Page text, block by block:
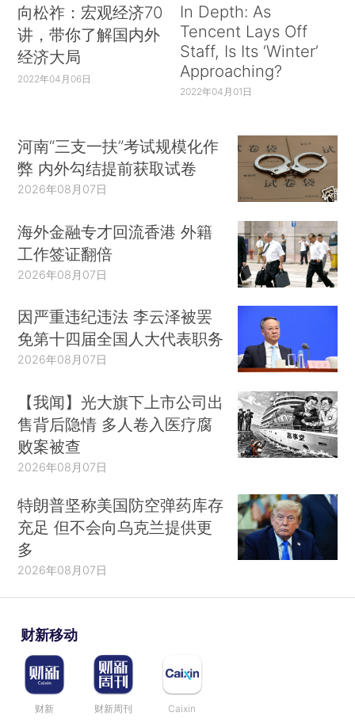
向松祚：宏观经济70
讲，带你了解国内外
经济大局
2022年04月06日
In Depth: As
Tencent Lays Off
Staff, Is Its ‘Winter’
Approaching?
2022年04月01日
河南“三支一扶”考试规模化作
弊 内外勾结提前获取试卷
2026年08月07日
海外金融专才回流香港 外籍
工作签证翻倍
2026年08月07日
因严重违纪违法 李云泽被罢
免第十四届全国人大代表职务
2026年08月07日
【我闻】光大旗下上市公司出
售背后隐情 多人卷入医疗腐
败案被查
2026年08月07日
特朗普坚称美国防空弹药库存
充足 但不会向乌克兰提供更
多
2026年08月07日
财新移动
财新 财新周刊 Caixin